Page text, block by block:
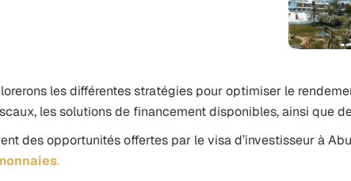
les différentes stratégies pouroptimiser le
les solutions de financement disponibles, ainsi que
des opportunités offertes par levisa d’investisseur à
.